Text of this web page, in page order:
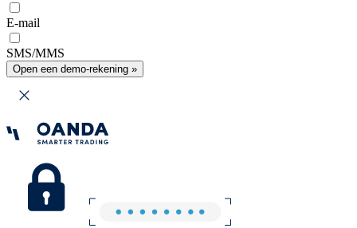
E-mail
SMS/MMS
Open een demo-rekening »